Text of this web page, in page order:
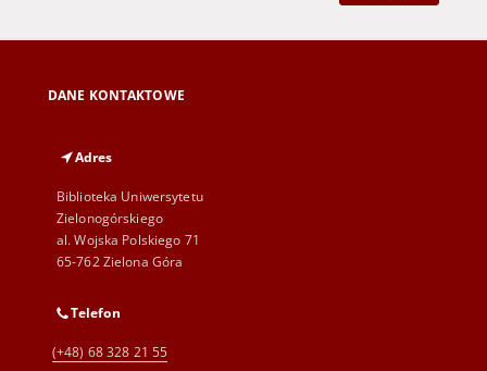
DANE KONTAKTOWE
Adres
Biblioteka Uniwersytetu
Zielonogórskiego
al. Wojska Polskiego 71
65-762 Zielona Góra
Telefon
(+48) 68 328 21 55